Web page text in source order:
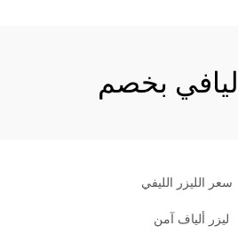
بخصم
سعر الليزر الليفي
ليزر ألياف آمن